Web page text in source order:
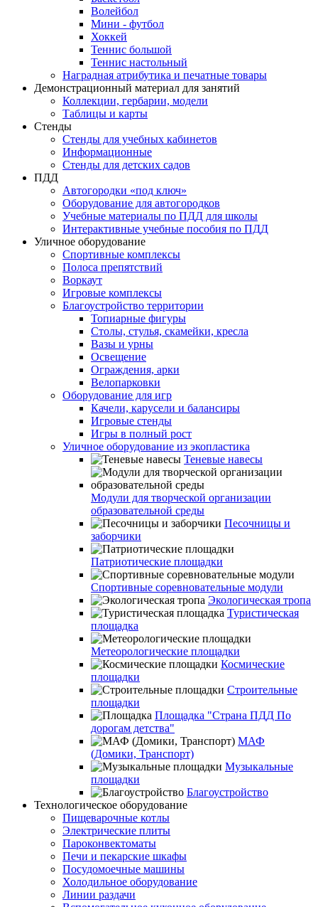
Волейбол
Мини - футбол
Хоккей
Теннис большой
Теннис настольный
Наградная атрибутика и печатные товары
Демонстрационный материал для занятий
Коллекции, гербарии, модели
Таблицы и карты
Стенды
Стенды для учебных кабинетов
Информационные
Стенды для детских садов
ПДД
Автогородки «под ключ»
Оборудование для автогородков
Учебные материалы по ПДД для школы
Интерактивные учебные пособия по ПДД
Уличное оборудование
Спортивные комплексы
Полоса препятствий
Воркаут
Игровые комплексы
Благоустройство территории
Топиарные фигуры
Столы, стулья, скамейки, кресла
Вазы и урны
Освещение
Ограждения, арки
Велопарковки
Оборудование для игр
Качели, карусели и балансиры
Игровые стенды
Игры в полный рост
Уличное оборудование из экопластика
Теневые навесы
Модули для творческой организации
образовательной среды
Песочницы и
заборчики
Патриотические площадки
Спортивные соревновательные модули
Экологическая тропа
Туристическая
площадка
Метеорологические площадки
Космические
площадки
Строительные
площадки
Площадка "Страна ПДД По
дорогам детства"
МАФ
(Домики, Транспорт)
Музыкальные
площадки
Благоустройство
Технологическое оборудование
Пищеварочные котлы
Электрические плиты
Пароконвектоматы
Печи и пекарские шкафы
Посудомоечные машины
Холодильное оборудование
Линии раздачи